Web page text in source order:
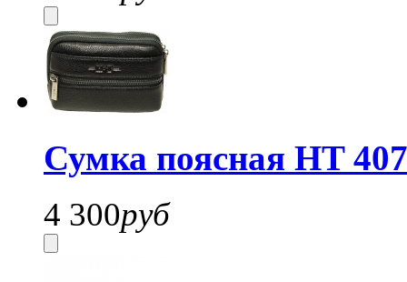
Сумка поясная HT
4 300руб